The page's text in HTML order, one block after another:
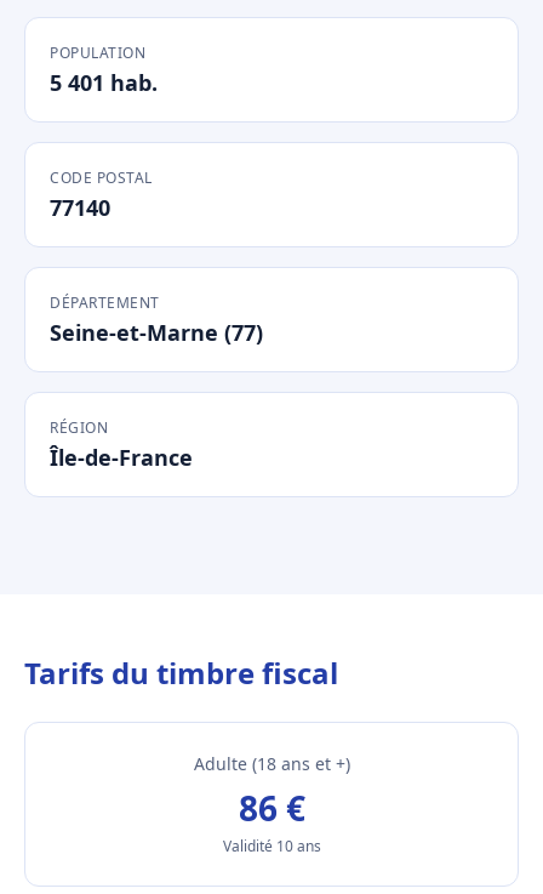
POPULATION
5 401 hab.
CODE POSTAL
77140
DÉPARTEMENT
Seine-et-Marne (77)
RÉGION
Île-de-France
Tarifs du timbre fiscal
Adulte (18 ans et +)
86 €
Validité 10 ans